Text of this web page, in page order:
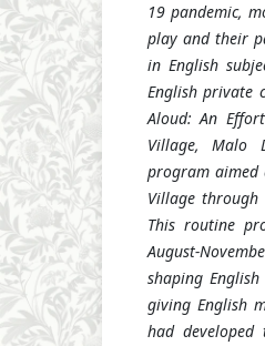
19 pandemic,
play and their
in English
English private
Aloud: An
Village, Malo
program aimed
Village
This routine
August-
shaping English
giving English
had